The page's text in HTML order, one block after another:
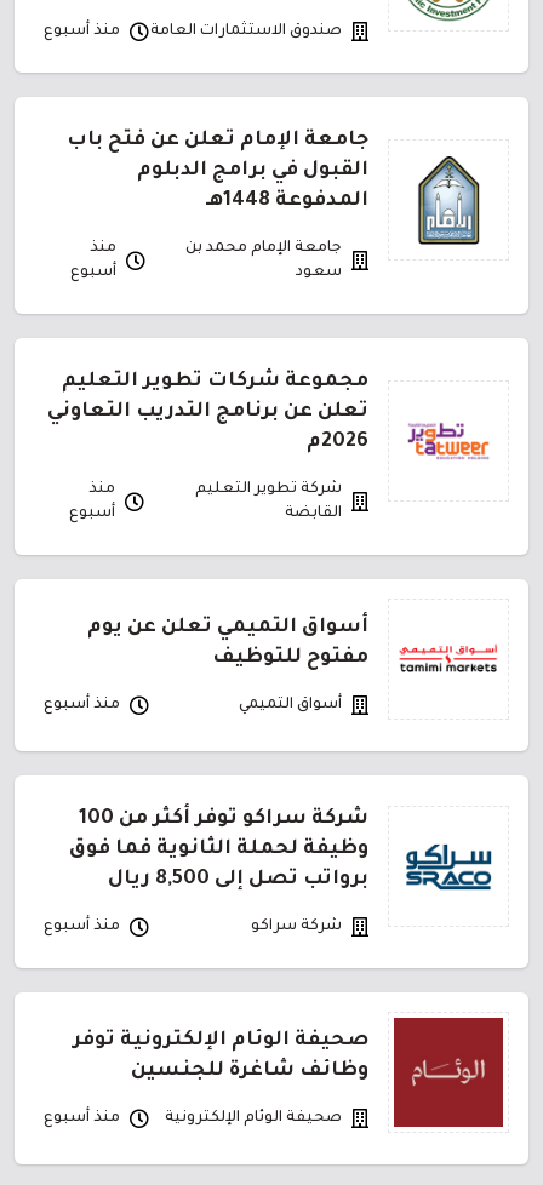
صندوق الاستثمارات العامة منذ أسبوع
جامعة الإمام تعلن عن فتح باب
القبول في برامج الدبلوم
المدفوعة 1448هـ
جامعة الإمام محمد بن
سعود
منذ
أسبوع
مجموعة شركات تطوير التعليم
تعلن عن برنامج التدريب التعاوني
2026م
شركة تطوير التعليم
القابضة
منذ
أسبوع
أسواق التميمي تعلن عن يوم
مفتوح للتوظيف
أسواق التميمي منذ أسبوع
شركة سراكو توفر أكثر من 100
وظيفة لحملة الثانوية فما فوق
برواتب تصل إلى 8,500 ريال
شركة سراكو منذ أسبوع
صحيفة الوئام الإلكترونية توفر
وظائف شاغرة للجنسين
صحيفة الوئام الإلكترونية منذ أسبوع